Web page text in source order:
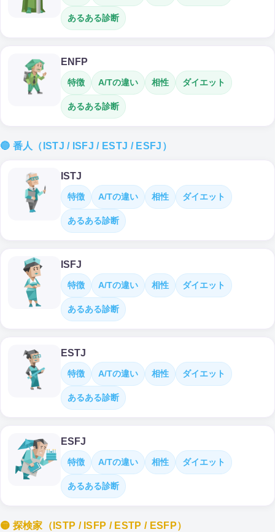
あるある診断
ENFP
特徴 A/Tの違い 相性 ダイエット
あるある診断
🔵 番人（ISTJ / ISFJ / ESTJ / ESFJ）
ISTJ
特徴 A/Tの違い 相性 ダイエット
あるある診断
ISFJ
特徴 A/Tの違い 相性 ダイエット
あるある診断
ESTJ
特徴 A/Tの違い 相性 ダイエット
あるある診断
ESFJ
特徴 A/Tの違い 相性 ダイエット
あるある診断
🟡 探検家（ISTP / ISFP / ESTP / ESFP）